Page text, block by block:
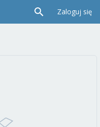
Zaloguj się